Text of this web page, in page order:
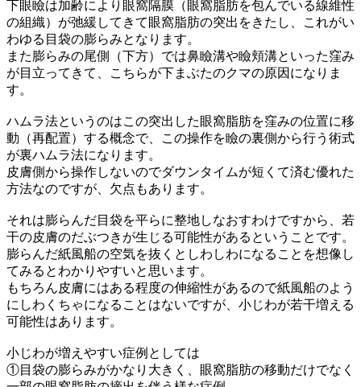
下眼瞼は加齢により眼窩隔膜（眼窩脂肪を包んでいる線維性
の組織）が弛緩してきて眼窩脂肪の突出をきたし、これがい
わゆる目袋の膨らみとなります。
また膨らみの尾側（下方）では鼻瞼溝や瞼頬溝といった窪み
が目立ってきて、こちらが下まぶたのクマの原因になりま
す。
ハムラ法というのはこの突出した眼窩脂肪を窪みの位置に移
動（再配置）する概念で、この操作を瞼の裏側から行う術式
が裏ハムラ法になります。
皮膚側から操作しないのでダウンタイムが短くて済む優れた
方法なのですが、欠点もあります。
それは膨らんだ目袋を平らに整地しなおすわけですから、若
干の皮膚のだぶつきが生じる可能性があるということです。
膨らんだ紙風船の空気を抜くとしわしわになることを想像し
てみるとわかりやすいと思います。
もちろん皮膚にはある程度の伸縮性があるので紙風船のよう
にしわくちゃになることはないですが、小じわが若干増える
可能性はあります。
小じわが増えやすい症例としては
①目袋の膨らみがかなり大きく、眼窩脂肪の移動だけでなく